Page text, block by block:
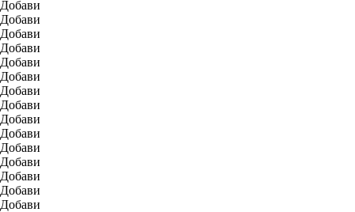
Добави
Добави
Добави
Добави
Добави
Добави
Добави
Добави
Добави
Добави
Добави
Добави
Добави
Добави
Добави